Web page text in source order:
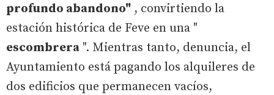
profundo abandono" , convirtiendo la
estación histórica de Feve en una "
escombrera ". Mientras tanto, denuncia, el
Ayuntamiento está pagando los alquileres de
dos edificios que permanecen vacíos,